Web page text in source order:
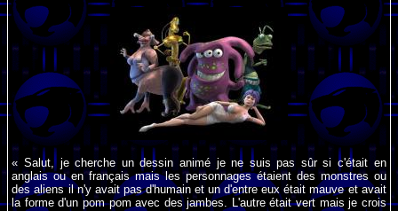
« Salut, je cherche un dessin animé je ne suis pas sûr si c'était en
anglais ou en français mais les personnages étaient des monstres ou
des aliens il n'y avait pas d'humain et un d'entre eux était mauve et avait
la forme d'un pom pom avec des jambes. L'autre était vert mais je crois